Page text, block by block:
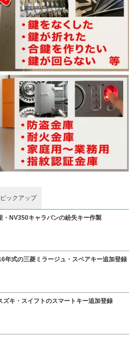
ピックアップ
・NV350キャラバンの紛失キー作製
年式の三菱ミラージュ・スペアキー追加登録
ズキ・スイフトのスマートキー追加登録